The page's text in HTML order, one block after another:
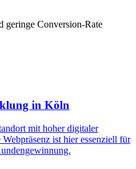
geringe Conversion-Rate
in Köln
mit hoher digitaler
ist hier essenziell für